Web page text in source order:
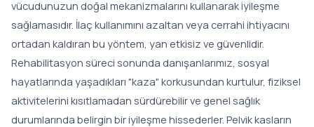
vücudunuzun doğal mekanizmalarını kullanarak iyileşme
sağlamasıdır. İlaç kullanımını azaltan veya cerrahi ihtiyacını
ortadan kaldıran bu yöntem, yan etkisiz ve güvenlidir.
Rehabilitasyon süreci sonunda danışanlarımız, sosyal
hayatlarında yaşadıkları "kaza" korkusundan kurtulur, fiziksel
aktivitelerini kısıtlamadan sürdürebilir ve genel sağlık
durumlarında belirgin bir iyileşme hissederler. Pelvik kasların